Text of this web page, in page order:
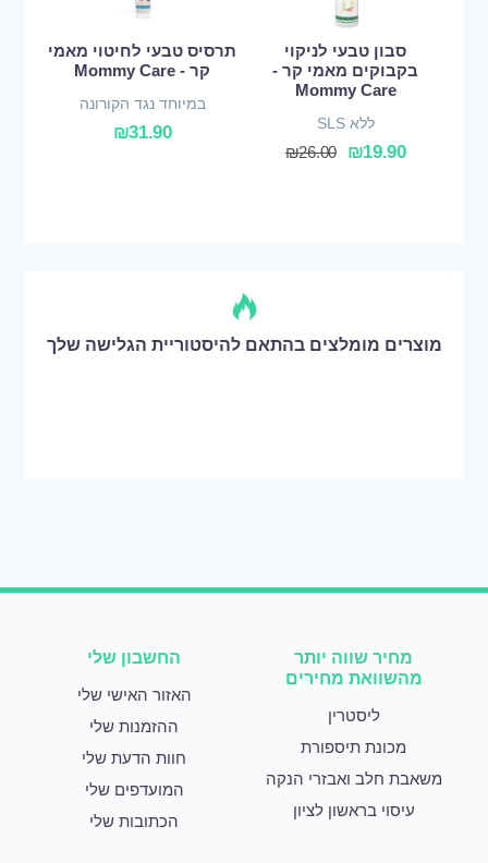
סבון טבעי לניקוי
בקבוקים מאמי קר -
Mommy Care
ללא SLS
₪19.90
₪26.00
תרסיס טבעי לחיטוי מאמי
קר - Mommy Care
במיוחד נגד הקורונה
₪31.90
מוצרים מומלצים בהתאם להיסטוריית הגלישה שלך
מחיר שווה יותר
מהשוואת מחירים
ליסטרין
מכונת תיספורת
משאבת חלב ואבזרי הנקה
עיסוי בראשון לציון
החשבון שלי
האזור האישי שלי
ההזמנות שלי
חוות הדעת שלי
המועדפים שלי
הכתובות שלי